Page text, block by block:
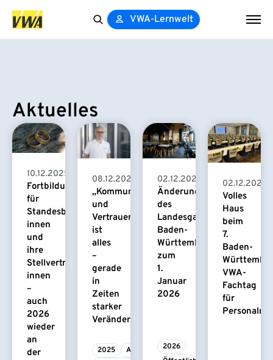
VWA-Lernwelt
Aktuelles
10.12.2025
Fortbildungslehrgänge
für
Standesbeamt/-
innen
und
ihre
Stellvertreter/-
innen
–
auch
2026
wieder
an
der
08.12.2025
„Kommunikation
und
Vertrauen
ist
alles
–
gerade
in
Zeiten
starker
Veränderungen.“
2025
Absolvent/-in
02.12.2025
Änderungen
des
Landesgaststättengesetzes
Baden-
Württemberg
zum
1.
Januar
2026
2026
02.12.2025
Volles
Haus
beim
7.
Baden-
VWA-
Fachtag
für